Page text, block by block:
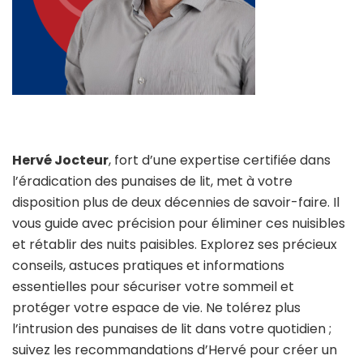
Hervé Jocteur, fort d’une expertise certifiée dans
l’éradication des punaises de lit, met à votre
disposition plus de deux décennies de savoir-faire. Il
vous guide avec précision pour éliminer ces nuisibles
et rétablir des nuits paisibles. Explorez ses précieux
conseils, astuces pratiques et informations
essentielles pour sécuriser votre sommeil et
protéger votre espace de vie. Ne tolérez plus
l’intrusion des punaises de lit dans votre quotidien ;
suivez les recommandations d’Hervé pour créer un